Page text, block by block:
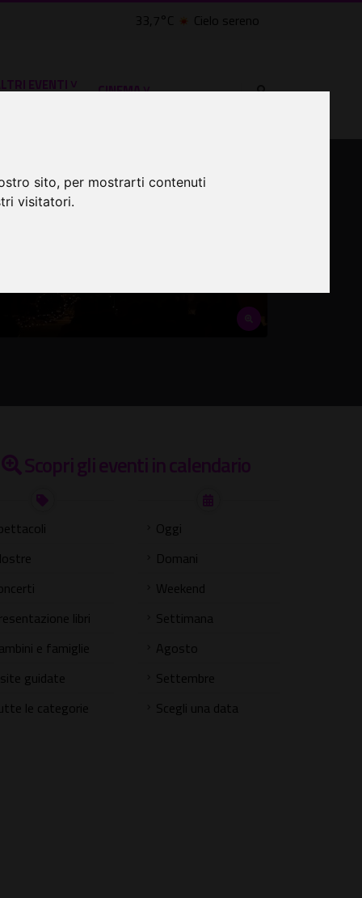
sito, per mostrarti contenuti
visitatori.
33,7°C Cielo sereno
EVENTI ˅ CINEMA ˅
Scopri gli eventi in calendario
libri
e famiglie
guidate
le categorie
Oggi
Domani
Weekend
Settimana
Agosto
Settembre
Scegli una data